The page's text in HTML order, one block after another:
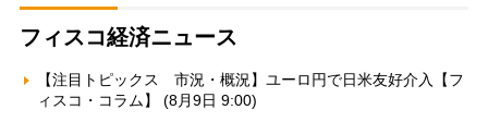
フィスコ経済ニュース
【注目トピックス 市況・概況】ユーロ円で日米友好介入【フ
ィスコ・コラム】 (8月9日 9:00)